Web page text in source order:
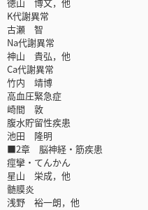
K代謝異常
古瀬 智
Na代謝異常
神山 貴弘，他
Ca代謝異常
竹内 靖博
高血圧緊急症
崎間 敦
腹水貯留性疾患
池田 隆明
■2章 脳神経・筋疾患
痙攣・てんかん
星山 栄成，他
髄膜炎
浅野 裕一朗，他